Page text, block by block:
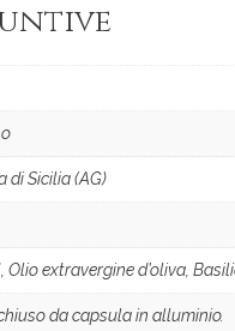
di Sicilia (AG)
Olio extravergine d’oliva,
da capsula in alluminio.